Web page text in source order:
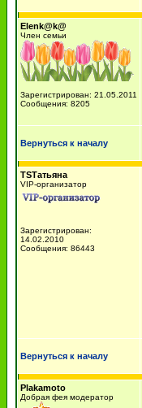
Elenk@k@
Член семьи
Зарегистрирован: 21.05.2011
Сообщения: 8205
Вернуться к началу
TSТатьяна
VIP-организатор
Зарегистрирован:
14.02.2010
Сообщения: 86443
Вернуться к началу
Plakamoto
Добрая фея модератор